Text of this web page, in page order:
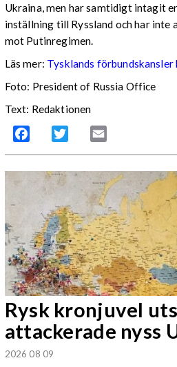
Ukraina, men har samtidigt intagit
inställning till Ryssland och har
mot Putinregimen.
Läs mer: Tysklands förbundskansler
Foto: President of Russia Office
Text: Redaktionen
Facebook Twitter
Rysk kronjuvel
attackerade nyss
2026 08 09